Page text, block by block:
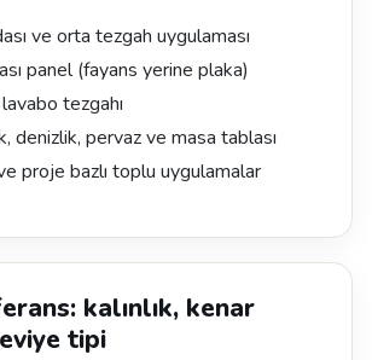
ve orta tezgah uygulaması
panel (fayans yerine plaka)
tezgahı
denizlik, pervaz ve masa tablası
proje bazlı toplu uygulamalar
kalınlık, kenar
tipi